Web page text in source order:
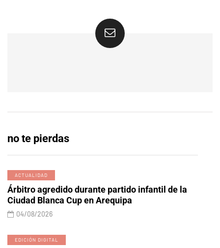
no te pierdas
ACTUALIDAD
Árbitro agredido durante partido infantil de la
Ciudad Blanca Cup en Arequipa
04/08/2026
EDICIÓN DIGITAL